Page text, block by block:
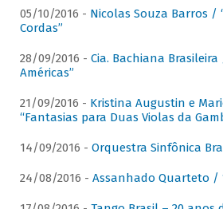
05/10/2016 - Nicolas Souza Barros /
Cordas”
28/09/2016 - Cia. Bachiana Brasileira
Américas”
21/09/2016 - Kristina Augustin e
“Fantasias para Duas Violas da
14/09/2016 - Orquestra Sinfônica
24/08/2016 - Assanhado Quarteto /